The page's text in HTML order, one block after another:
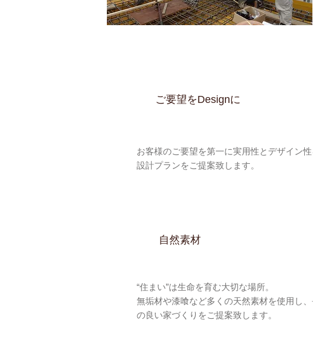
ご要望をDesignに
お客様のご要望を第一に実用性とデザイン
設計プランをご提案致します。
自然素材
“住まい”は生命を育む大切な場所。
無垢材や漆喰など多くの天然素材を使用し
の良い家づくりをご提案致します。